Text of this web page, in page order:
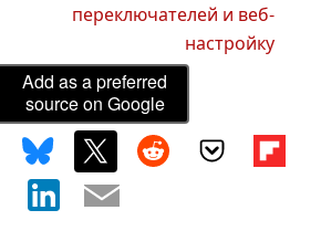
переключателей и веб-
настройку
Add as a preferred
source on Google